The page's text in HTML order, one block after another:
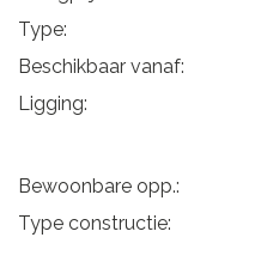
Type:
Beschikbaar vanaf:
Ligging:
Bewoonbare opp.:
Type constructie: